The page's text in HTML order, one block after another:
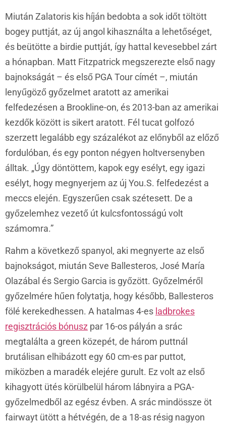
Miután Zalatoris kis híján bedobta a sok időt töltött
bogey puttját, az új angol kihasználta a lehetőséget,
és beütötte a birdie puttját, így hattal kevesebbel zárt
a hónapban. Matt Fitzpatrick megszerezte első nagy
bajnokságát – és első PGA Tour címét –, miután
lenyűgöző győzelmet aratott az amerikai
felfedezésen a Brookline-on, és 2013-ban az amerikai
kezdők között is sikert aratott. Fél tucat golfozó
szerzett legalább egy százalékot az előnyből az előző
fordulóban, és egy ponton négyen holtversenyben
álltak. „Úgy döntöttem, kapok egy esélyt, egy igazi
esélyt, hogy megnyerjem az új You.S. felfedezést a
meccs elején. Egyszerűen csak szétesett. De a
győzelemhez vezető út kulcsfontosságú volt
számomra.”
Rahm a következő spanyol, aki megnyerte az első
bajnokságot, miután Seve Ballesteros, José María
Olazábal és Sergio Garcia is győzött. Győzelméről
győzelmére hűen folytatja, hogy később, Ballesteros
fölé kerekedhessen. A hatalmas 4-es ladbrokes
regisztrációs bónusz par 16-os pályán a srác
megtalálta a green közepét, de három puttnál
brutálisan elhibázott egy 60 cm-es par puttot,
miközben a maradék elejére gurult. Ez volt az első
kihagyott ütés körülbelül három lábnyira a PGA-
győzelmedből az egész évben. A srác mindössze öt
fairwayt ütött a hétvégén, de a 18-as résig nagyon